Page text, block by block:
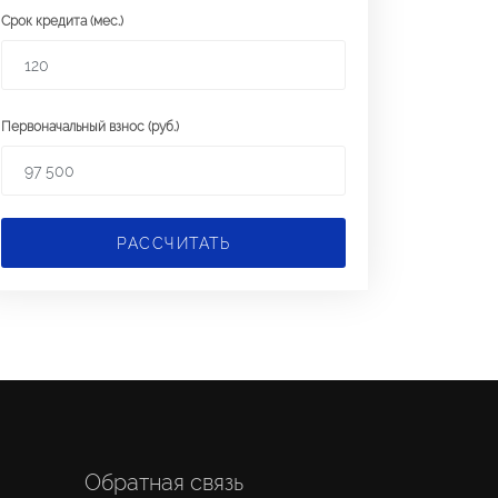
Срок кредита (мес.)
Первоначальный взнос (руб.)
РАССЧИТАТЬ
Обратная связь